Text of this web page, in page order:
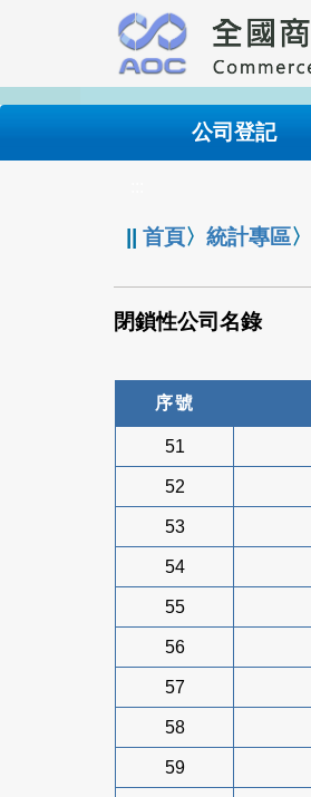
要
內
公司登記
||首頁〉統計專區〉
閉鎖性公司名錄
序號
51
52
53
54
55
56
57
58
59